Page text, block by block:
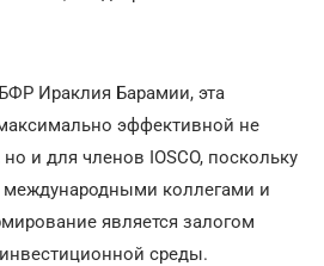
Ираклия Барамии, эта
эффективной не
и для членов IOSCO, поскольку
коллегами и
является залогом
среды.